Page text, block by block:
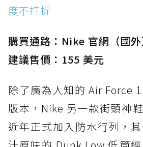
度不打折
購買通路：Nike 官網（國外
建議售價：155 美元
除了廣為人知的 Air Force 1
版本，Nike 另一款街頭神
近年正式加入防水行列，